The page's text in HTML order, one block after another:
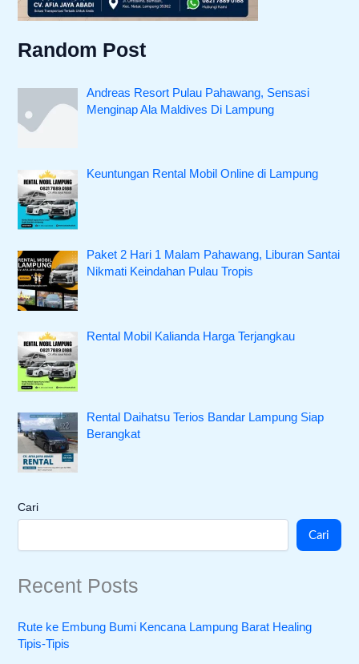
Random Post
Andreas Resort Pulau Pahawang, Sensasi
Menginap Ala Maldives Di Lampung
Keuntungan Rental Mobil Online di Lampung
Paket 2 Hari 1 Malam Pahawang, Liburan Santai
Nikmati Keindahan Pulau Tropis
Rental Mobil Kalianda Harga Terjangkau
Rental Daihatsu Terios Bandar Lampung Siap
Berangkat
Cari
Cari
Recent Posts
Rute ke Embung Bumi Kencana Lampung Barat Healing
Tipis-Tipis